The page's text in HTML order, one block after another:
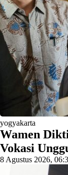
yogyakarta
Wamen
Vokasi
8 Agustus 2026,